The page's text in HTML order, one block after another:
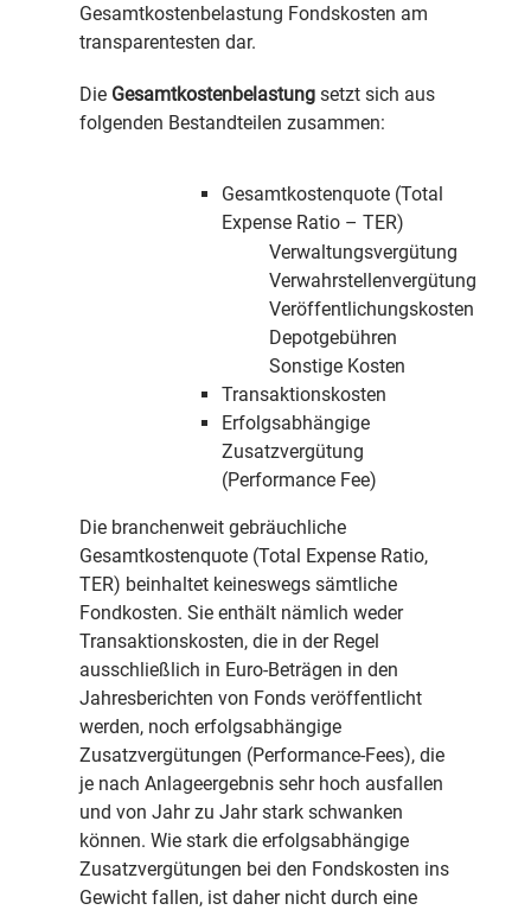
Gesamtkostenbelastung Fondskosten am
transparentesten dar.
Die Gesamtkostenbelastung setzt sich aus
folgenden Bestandteilen zusammen:
Gesamtkostenquote (Total
Expense Ratio – TER)
Verwaltungsvergütung
Verwahrstellenvergütung
Veröffentlichungskosten
Depotgebühren
Sonstige Kosten
Transaktionskosten
Erfolgsabhängige
Zusatzvergütung
(Performance Fee)
Die branchenweit gebräuchliche
Gesamtkostenquote (Total Expense Ratio,
TER) beinhaltet keineswegs sämtliche
Fondkosten. Sie enthält nämlich weder
Transaktionskosten, die in der Regel
ausschließlich in Euro-Beträgen in den
Jahresberichten von Fonds veröffentlicht
werden, noch erfolgsabhängige
Zusatzvergütungen (Performance-Fees), die
je nach Anlageergebnis sehr hoch ausfallen
und von Jahr zu Jahr stark schwanken
können. Wie stark die erfolgsabhängige
Zusatzvergütungen bei den Fondskosten ins
Gewicht fallen, ist daher nicht durch eine